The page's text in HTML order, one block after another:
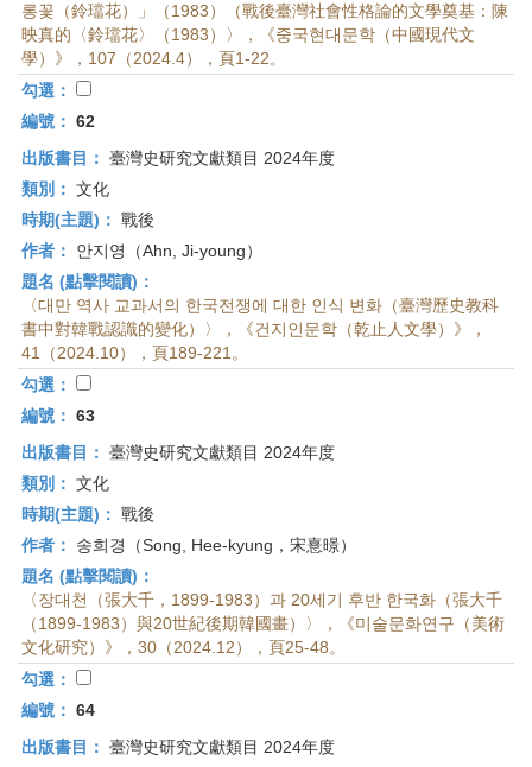
롱꽃（鈴璫花）」（1983）（戰後臺灣社會性格論的文學奠基：陳
映真的〈鈴璫花〉（1983）〉，《중국현대문학（中國現代文
學）》，107（2024.4），頁1-22。
勾選：
編號： 62
出版書目： 臺灣史研究文獻類目 2024年度
類別： 文化
時期(主題)： 戰後
作者：
안지영（Ahn, Ji-young）
題名 (點擊閱讀)：
〈대만 역사 교과서의 한국전쟁에 대한 인식 변화（臺灣歷史教科
書中對韓戰認識的變化）〉，《건지인문학（乾止人文學）》，
41（2024.10），頁189-221。
勾選：
編號： 63
出版書目： 臺灣史研究文獻類目 2024年度
類別： 文化
時期(主題)： 戰後
作者：
송희경（Song, Hee-kyung，宋憙暻）
題名 (點擊閱讀)：
〈장대천（張大千，1899-1983）과 20세기 후반 한국화（張大千
（1899-1983）與20世紀後期韓國畫）〉，《미술문화연구（美術
文化研究）》，30（2024.12），頁25-48。
勾選：
編號： 64
出版書目： 臺灣史研究文獻類目 2024年度